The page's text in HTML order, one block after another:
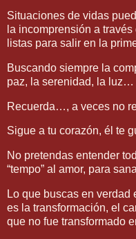
Situaciones de vidas
la incomprensión a
listas para salir en la
Buscando siempre la
paz, la serenidad, la
Recuerda…, a veces no
Sigue a tu corazón, él te
No pretendas entender
“tempo” al amor, para
Lo que buscas en verdad
es la transformación, el
que no fue transformado